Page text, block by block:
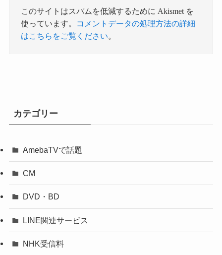
このサイトはスパムを低減するために Akismet を
使っています。
コメントデータの処理方法の詳細
はこちらをご覧ください。
カテゴリー
AmebaTVで話題
CM
DVD・BD
LINE関連サービス
NHK受信料